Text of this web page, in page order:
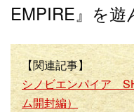
EMPIRE』を遊
【関連記事】
シノビエンパイア
ム開封編）